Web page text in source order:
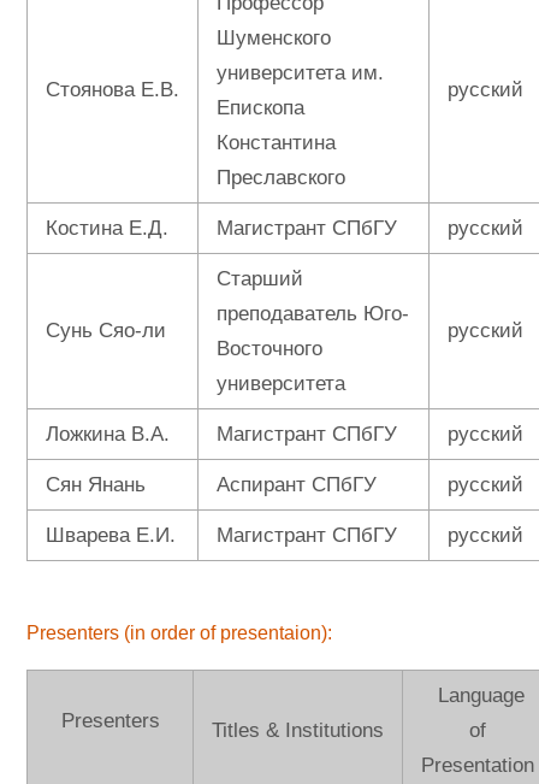
Стоянова Е.В.
Шуменского
университета им.
Епископа
Константина
Преславского
русский
Костина Е.Д. Магистрант СПбГУ русский
Сунь Сяо-ли
Старший
преподаватель Юго-
Восточного
университета
русский
Ложкина В.А. Магистрант СПбГУ русский
Сян Янань Аспирант СПбГУ русский
Шварева Е.И. Магистрант СПбГУ русский
Presenters (in order of presentaion):
Presenters Titles & Institutions
Language
of
Presentation